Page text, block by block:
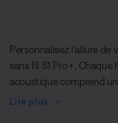
Personnalisez l’allure
sans fil S1 Pro+.
acoustique comprend
compromet jamais la
Lire plus